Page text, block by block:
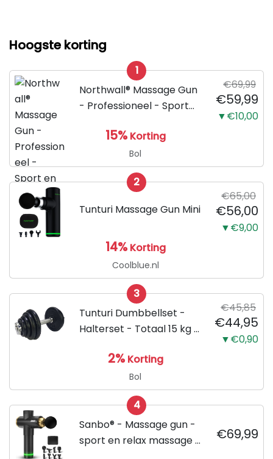
Hoogste korting
1
Northwall® Massage Gun
- Professioneel - Sport
€69,99
€59,99
▼€10,00
15% Korting
Bol
2
Tunturi Massage Gun Mini
€65,00
€56,00
▼€9,00
14% Korting
Coolblue.nl
3
Tunturi Dumbbellset -
Halterset - Totaal 15 kg -
€45,85
€44,95
▼€0,90
2% Korting
Bol
4
Sanbo® - Massage gun -
sport en relax massage -
€69,99